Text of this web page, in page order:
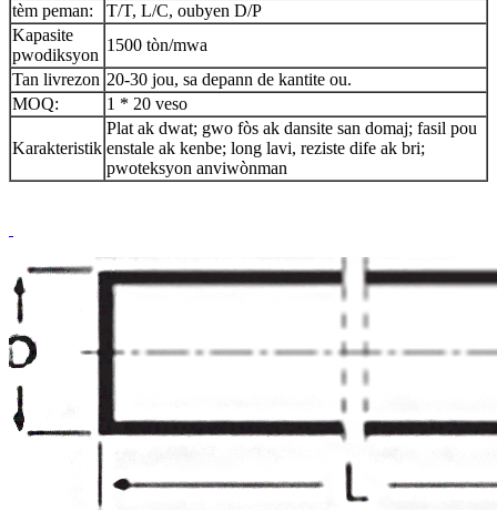
tèm peman:
T/T, L/C, oubyen D/P
Kapasite
pwodiksyon
1500 tòn/mwa
Tan livrezon 20-30 jou, sa depann de kantite ou.
MOQ:
1 * 20 veso
Karakteristik
Plat ak dwat; gwo fòs ak dansite san domaj; fasil pou
enstale ak kenbe; long lavi, reziste dife ak bri;
pwoteksyon anviwònman